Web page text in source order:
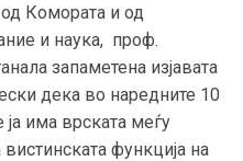
Комората и од
и наука, проф.
запаметена изјавата
дека во наредните 10
ја има врската меѓу
функција на